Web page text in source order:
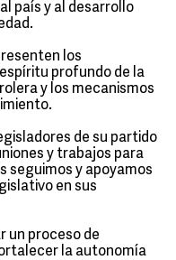
país y al desarrollo
los
profundo de la
y los mecanismos
de su partido
y trabajos para
seguimos y apoyamos
en sus
un proceso de
la autonomía